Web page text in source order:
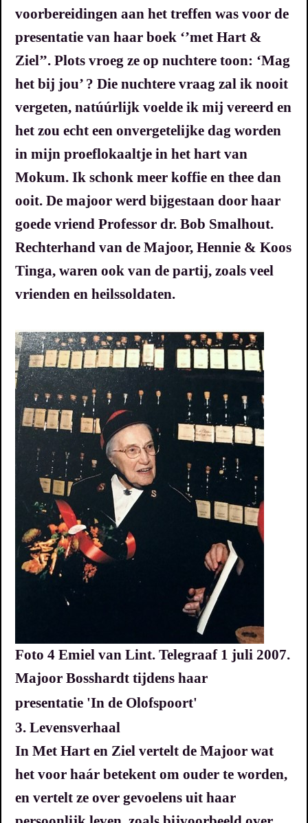
voorbereidingen aan het treffen was voor de
presentatie van haar boek ‘’met Hart &
Ziel’’. Plots vroeg ze op nuchtere toon: ‘Mag
het bij jou’ ? Die nuchtere vraag zal ik nooit
vergeten, natúúrlijk voelde ik mij vereerd en
het zou echt een onvergetelijke dag worden
in mijn proeflokaaltje in het hart van
Mokum. Ik schonk meer koffie en thee dan
ooit. De majoor werd bijgestaan door haar
goede vriend Professor dr. Bob Smalhout.
Rechterhand van de Majoor, Hennie & Koos
Tinga, waren ook van de partij, zoals veel
vrienden en heilssoldaten.
Foto 4 Emiel van Lint. Telegraaf 1 juli 2007.
Majoor Bosshardt tijdens haar
presentatie 'In de Olofspoort'
3. Levensverhaal
In Met Hart en Ziel vertelt de Majoor wat
het voor haár betekent om ouder te worden,
en vertelt ze over gevoelens uit haar